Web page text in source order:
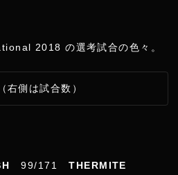
2018 の選考試合の色々。
（右側は試合数）
99/171THERMITE